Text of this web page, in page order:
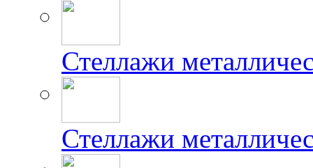
Стеллажи
Стеллажи